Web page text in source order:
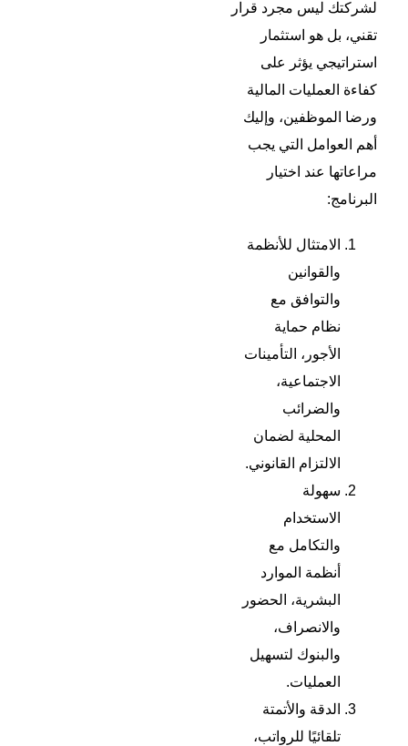
لشركتك ليس مجرد قرار
تقني، بل هو استثمار
استراتيجي يؤثر على
كفاءة العمليات المالية
ورضا الموظفين، وإليك
أهم العوامل التي يجب
مراعاتها عند اختيار
البرنامج:
الامتثال للأنظمة
والقوانين
والتوافق مع
نظام حماية
الأجور، التأمينات
الاجتماعية،
والضرائب
المحلية لضمان
الالتزام القانوني.
سهولة
الاستخدام
والتكامل مع
أنظمة الموارد
البشرية، الحضور
والانصراف،
والبنوك لتسهيل
العمليات.
الدقة والأتمتة
تلقائيًا للرواتب،